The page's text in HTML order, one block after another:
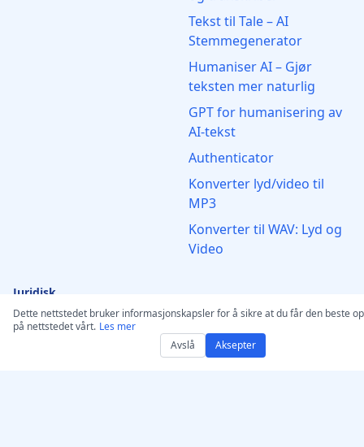
Tekst til Tale – AI
Stemmegenerator
Humaniser AI – Gjør
teksten mer naturlig
GPT for humanisering av
AI-tekst
Authenticator
Konverter lyd/video til
MP3
Konverter til WAV: Lyd og
Video
Juridisk
Copyright Erklæring
Dette nettstedet bruker informasjonskapsler for å sikre at du får den beste
på nettstedet vårt. Les mer
Avslå
Aksepter